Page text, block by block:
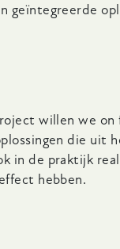
geïntegreerde
willen we on
die uit
in de praktijk
hebben.